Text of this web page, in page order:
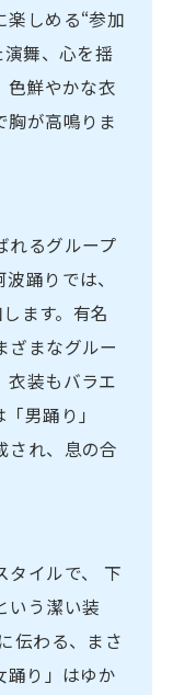
楽しめる“参加
舞、心を揺
色鮮やかな衣
胸が高鳴りま
れるグループ
踊りでは、
ます。有名
ざまなグルー
衣装もバラエ
男踊り」
され、息の合
タイルで、 下
いう潔い装
伝わる、まさ
踊り」はゆか